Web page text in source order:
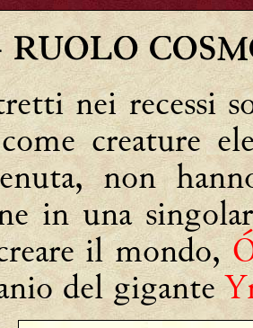
nei recessi
creature
non
in una
il mondo,
del gigante